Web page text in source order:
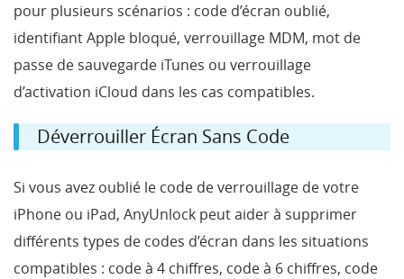
pour plusieurs scénarios : code d’écran oublié,
identifiant Apple bloqué, verrouillage MDM, mot de
passe de sauvegarde iTunes ou verrouillage
d’activation iCloud dans les cas compatibles.
Déverrouiller Écran Sans Code
Si vous avez oublié le code de verrouillage de votre
iPhone ou iPad, AnyUnlock peut aider à supprimer
différents types de codes d’écran dans les situations
compatibles : code à 4 chiffres, code à 6 chiffres, code